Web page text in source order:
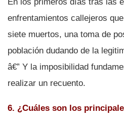
En los primeros dí­as tras las
enfrentamientos callejeros
siete muertos, una toma de
población dudando de la
â€” Y la imposibilidad
realizar un recuento.
6. ¿Cuáles son los